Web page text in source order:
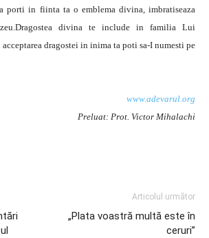
porti in fiinta ta o emblema divina, imbratiseaza
divina te include in familia Lui
dragostei in inima ta poti sa-I numesti pe
www.adevarul.org
Preluat: Prot. Victor Mihalachi
Articolul următor
„Plata voastră multă este în
ceruri”